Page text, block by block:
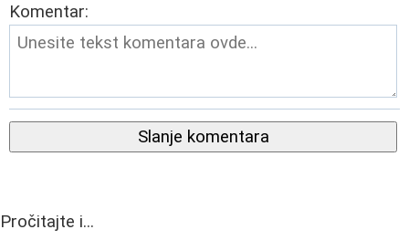
Komentar:
Slanje komentara
Pročitajte i...